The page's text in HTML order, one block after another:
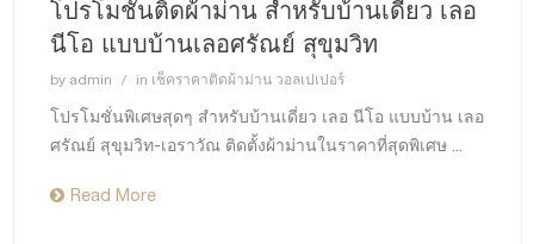
โปรโมชั่นติดผ้าม่าน สำหรับบ้านเดี่ยว เลอ
นีโอ แบบบ้านเลอศรัณย์ สุขุมวิท
by admin in เช็คราคาติดผ้าม่าน วอลเปเปอร์
โปรโมชั่นพิเศษสุดๆ สำหรับบ้านเดี่ยว เลอ นีโอ แบบบ้าน เลอ
ศรัณย์ สุขุมวิท-เอราวัณ ติดตั้งผ้าม่านในราคาที่สุดพิเศษ ...
Read More